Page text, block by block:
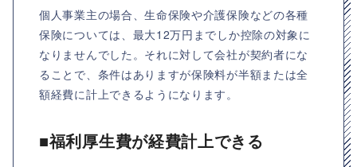
個人事業主の場合、生命保険や介護保険などの各種
保険については、最大12万円までしか控除の対象に
なりませんでした。それに対して会社が契約者にな
ることで、条件はありますが保険料が半額または全
額経費に計上できるようになります。
■福利厚生費が経費計上できる